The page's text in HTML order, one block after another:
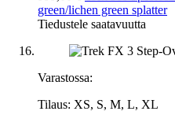
green/lichen green splatter
Tiedustele saatavuutta
Varastossa:
Tilaus: XS, S, M, L, XL